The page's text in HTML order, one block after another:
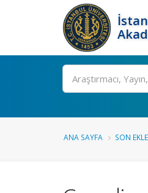
Ara
ANA SAYFA SON